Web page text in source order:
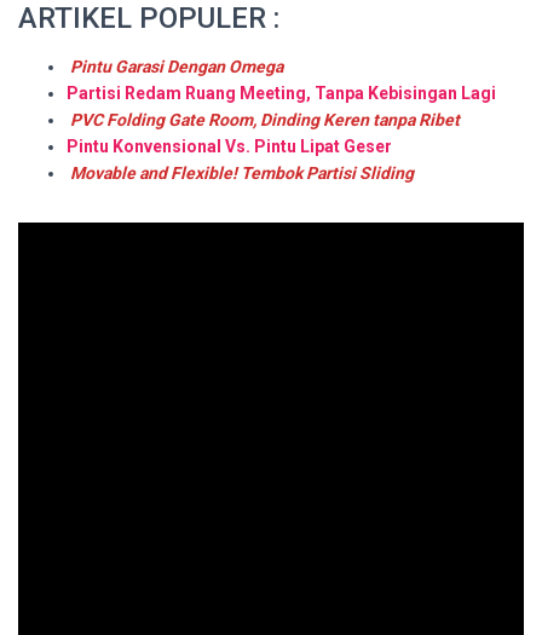
ARTIKEL POPULER :
Pintu Garasi Dengan Omega
Partisi Redam Ruang Meeting, Tanpa Kebisingan Lagi
PVC Folding Gate Room, Dinding Keren tanpa Ribet
Pintu Konvensional Vs. Pintu Lipat Geser
Movable and Flexible! Tembok Partisi Sliding